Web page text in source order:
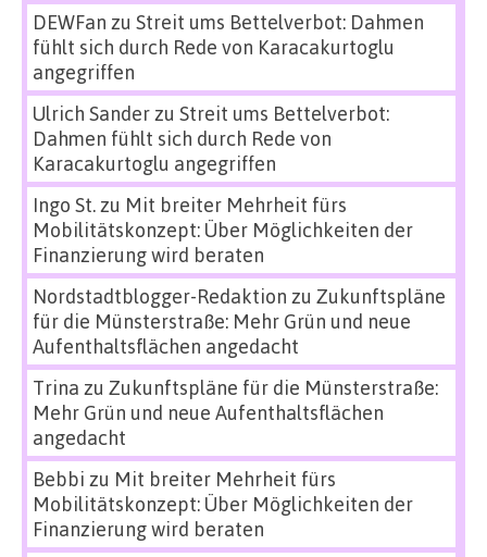
DEWFan zu Streit ums Bettelverbot: Dahmen
fühlt sich durch Rede von Karacakurtoglu
angegriffen
Ulrich Sanderzu Streit ums Bettelverbot:
Dahmen fühlt sich durch Rede von
Karacakurtoglu angegriffen
Ingo St.zu Mit breiter Mehrheit fürs
Mobilitätskonzept: Über Möglichkeiten der
Finanzierung wird beraten
Nordstadtblogger-Redaktion zu Zukunftspläne
für die Münsterstraße: Mehr Grün und neue
Aufenthaltsflächen angedacht
Trina zu Zukunftspläne für die Münsterstraße:
Mehr Grün und neue Aufenthaltsflächen
angedacht
Bebbi zu Mit breiter Mehrheit fürs
Mobilitätskonzept: Über Möglichkeiten der
Finanzierung wird beraten